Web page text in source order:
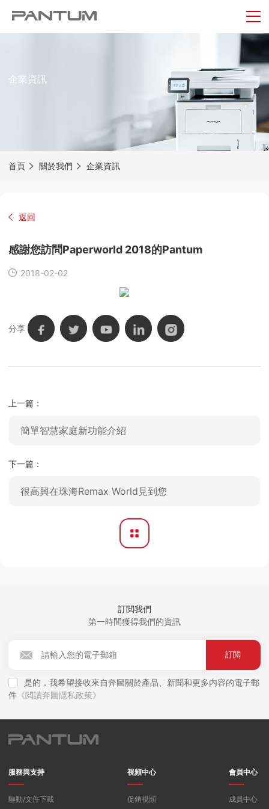
企業資訊
首頁 關於我們 企業資訊
返回
感謝您訪問Paperworld 2018的Pantum
2018-02-02
分享
上一篇：
簡單智慧家庭新功能介紹
下一篇：
很高興在珠海Remax World見到您
訂閲我們
第一時間獲得我們的資訊
訂閲
是的，我希望接收來自奔圖關於產品、新聞和更多内容的電子郵
件 《閲讀奔圖隱私政策》
服務與支持
驅動/文件下載
視頻中心
促銷視頻
會員中心
成員中心